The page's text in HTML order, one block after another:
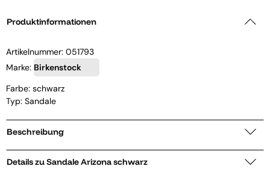
Produktinformationen
Artikelnummer: 051793
Marke: Birkenstock
Farbe: schwarz
Typ: Sandale
Beschreibung
Details zu Sandale Arizona schwarz